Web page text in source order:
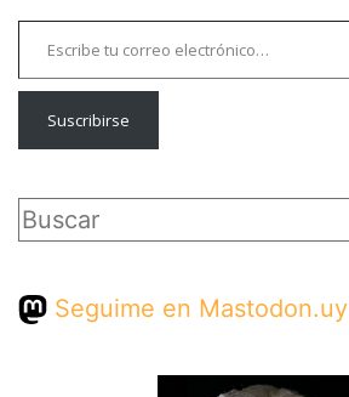
Escribe tu correo electrónico…
Suscribirse
Buscar
Seguime en Mastodon.uy